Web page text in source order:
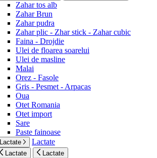
Zahar tos alb
Zahar Brun
Zahar pudra
Zahar plic - Zhar stick - Zahar cubic
Faina - Drojdie
Ulei de floarea soarelui
Ulei de masline
Malai
Orez - Fasole
Gris - Pesmet - Arpacas
Oua
Otet Romania
Otet import
Sare
Paste fainoase
Lactate Lactate
Lactate Lactate